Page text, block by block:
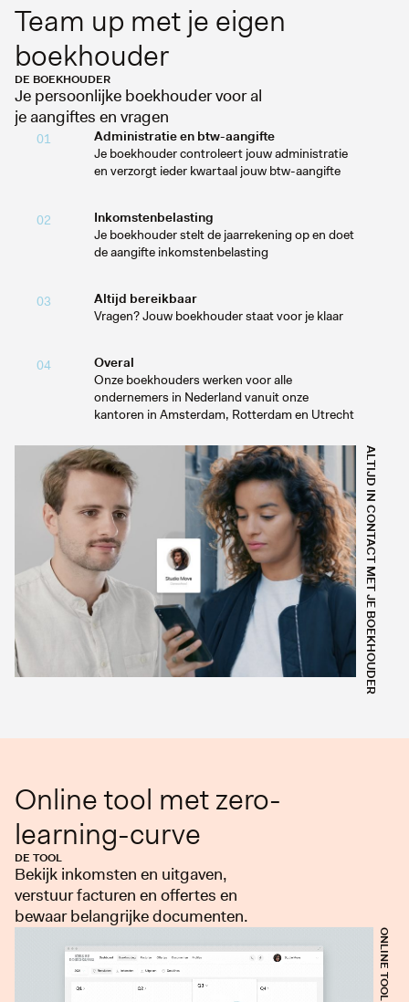
Team up met je eigen
boekhouder
DE BOEKHOUDER
Je persoonlijke boekhouder voor al
je aangiftes en vragen
01
Administratie en btw-aangifte
Je boekhouder controleert jouw administratie
en verzorgt ieder kwartaal jouw btw-aangifte
02
Inkomstenbelasting
Je boekhouder stelt de jaarrekening op en doet
de aangifte inkomstenbelasting
03
Altijd bereikbaar
Vragen? Jouw boekhouder staat voor je klaar
04
Overal
Onze boekhouders werken voor alle
ondernemers in Nederland vanuit onze
kantoren in Amsterdam, Rotterdam en Utrecht
ALTIJD IN CONTACT MET JE BOEKHOUDER
DE TOOL
Bekijk inkomsten en uitgaven,
verstuur facturen en offertes en
bewaar belangrijke documenten.
Online tool met zero-
learning-curve
ONLINE TOOL